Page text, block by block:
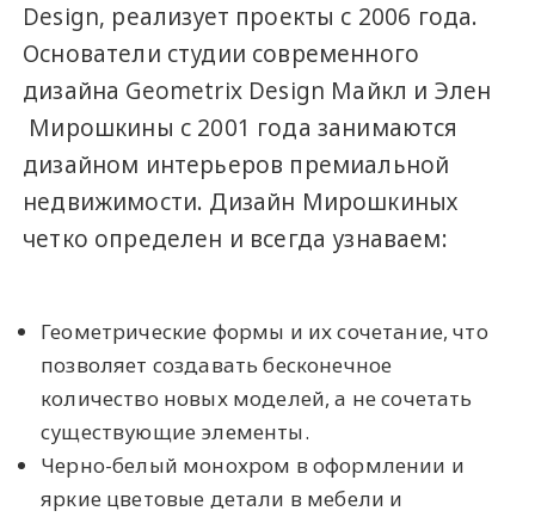
Design, реализует проекты с 2006 года.
Основатели студии современного
дизайна Geometrix Design Майкл и Элен
Мирошкины с 2001 года занимаются
дизайном интерьеров премиальной
недвижимости. Дизайн Мирошкиных
четко определен и всегда узнаваем:
Геометрические формы и их сочетание, что
позволяет создавать бесконечное
количество новых моделей, а не сочетать
существующие элементы.
Черно-белый монохром в оформлении и
яркие цветовые детали в мебели и